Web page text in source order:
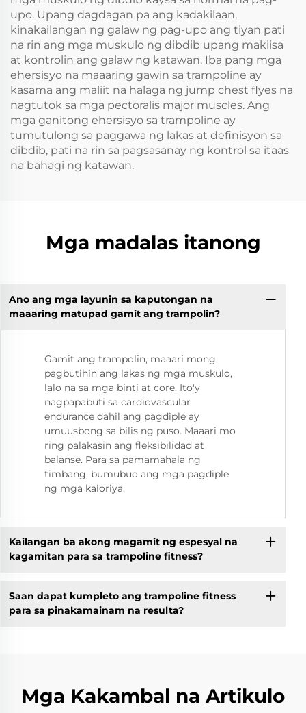
upo. Upang dagdagan pa ang kadakilaan,
kinakailangan ng galaw ng pag-upo ang tiyan pati
na rin ang mga muskulo ng dibdib upang makiisa
at kontrolin ang galaw ng katawan. Iba pang mga
ehersisyo na maaaring gawin sa trampoline ay
kasama ang maliit na halaga ng jump chest flyes na
nagtutok sa mga pectoralis major muscles. Ang
mga ganitong ehersisyo sa trampoline ay
tumutulong sa paggawa ng lakas at definisyon sa
dibdib, pati na rin sa pagsasanay ng kontrol sa itaas
na bahagi ng katawan.
Mga madalas itanong
Ano ang mga layunin sa kaputongan na
maaaring matupad gamit ang trampolin?
Gamit ang trampolin, maaari mong
pagbutihin ang lakas ng mga muskulo,
lalo na sa mga binti at core. Ito'y
nagpapabuti sa cardiovascular
endurance dahil ang pagdiple ay
umuusbong sa bilis ng puso. Maaari mo
ring palakasin ang fleksibilidad at
balanse. Para sa pamamahala ng
timbang, bumubuo ang mga pagdiple
ng mga kaloriya.
Kailangan ba akong magamit ng espesyal na
kagamitan para sa trampoline fitness?
Saan dapat kumpleto ang trampoline fitness
para sa pinakamainam na resulta?
Mga Kakambal na Artikulo